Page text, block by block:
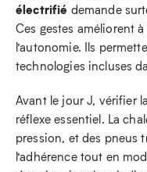
électrifié demande
Ces gestes améliorent
l’autonomie. Ils
technologies incluses
Avant le jour J, vérifier
réflexe essentiel. La
pression, et des pneus
l’adhérence tout en